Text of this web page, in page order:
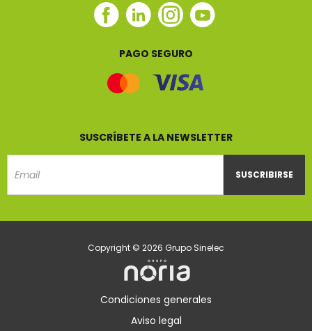
Facebook
Linkedin
Instagram
Youtube
PAGO SEGURO
SUSCRÍBETE A LA NEWSLETTER
SUSCRIBIRSE
Copyright © 2026 Grupo Sinelec
Condiciones generales
Aviso legal